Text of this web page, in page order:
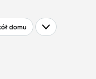
domu